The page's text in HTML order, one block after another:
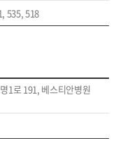
535, 518
1로 191, 베스티안병원